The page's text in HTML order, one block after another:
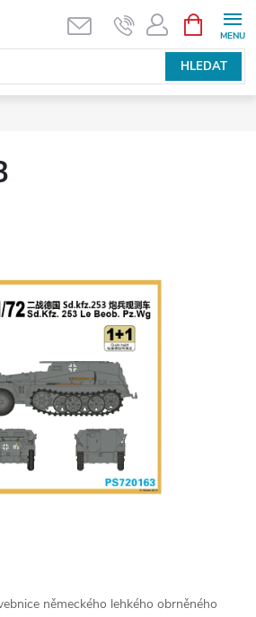
HLEDAT
NÁKUPNÍ
KOŠÍK
německého lehkého obrněného